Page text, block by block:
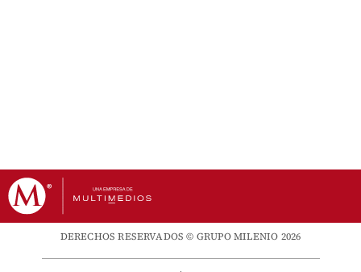
DERECHOS RESERVADOS © GRUPO MILENIO 2026